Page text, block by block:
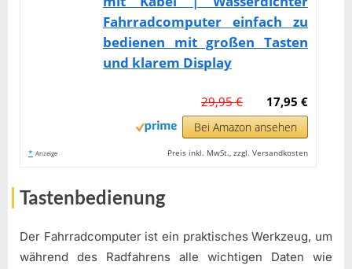
Fahrradcomputer einfach zu
bedienen mit großen Tasten
und klarem Display
17,95 €
29,95 €
Bei Amazon ansehen
* Anzeige Preis inkl. MwSt., zzgl. Versandkosten
Tastenbedienung
Der Fahrradcomputer ist ein praktisches Werkzeug, um
während des Radfahrens alle wichtigen Daten wie